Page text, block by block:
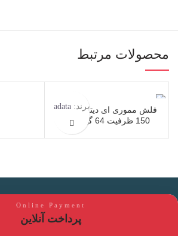
محصولات مرتبط
فلش مموری ای دیتا مدل UV
150 ظرفیت 64 گیگابایت
برند: adata
Online Payment
پرداخت آنلاین